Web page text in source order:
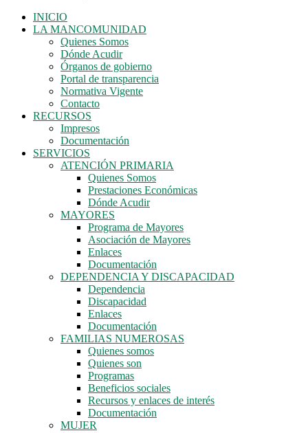
INICIO
LA MANCOMUNIDAD
Quienes Somos
Dónde Acudir
Órganos de gobierno
Portal de transparencia
Normativa Vigente
Contacto
RECURSOS
Impresos
Documentación
SERVICIOS
ATENCIÓN PRIMARIA
Quienes Somos
Prestaciones Económicas
Dónde Acudir
MAYORES
Programa de Mayores
Asociación de Mayores
Enlaces
Documentación
DEPENDENCIA Y DISCAPACIDAD
Dependencia
Discapacidad
Enlaces
Documentación
FAMILIAS NUMEROSAS
Quienes somos
Quienes son
Programas
Beneficios sociales
Recursos y enlaces de interés
Documentación
MUJER